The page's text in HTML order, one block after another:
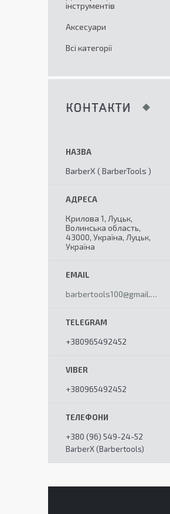
інструментів
Аксесуари
Всі категорії
КОНТАКТИ
BarberX ( BarberTools )
Крилова 1, Луцьк,
Волинська область,
43000, Україна, Луцьк,
Україна
barbertools100@gmail.com
+380965492452
+380965492452
+380 (96) 549-24-52
BarberX (Barbertools)